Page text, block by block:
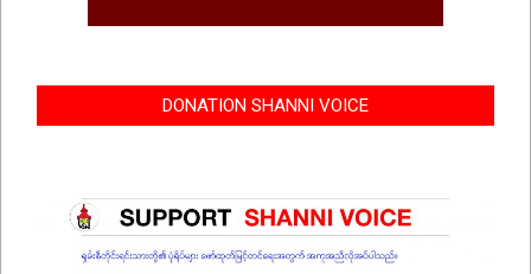
DONATION SHANNI VOICE